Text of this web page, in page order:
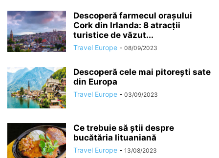
Descoperă farmecul orașului
Cork din Irlanda: 8 atracții
turistice de văzut...
Travel Europe - 08/09/2023
Descoperă cele mai pitorești sate
din Europa
Travel Europe - 03/09/2023
Ce trebuie să știi despre
bucătăria lituaniană
Travel Europe - 13/08/2023